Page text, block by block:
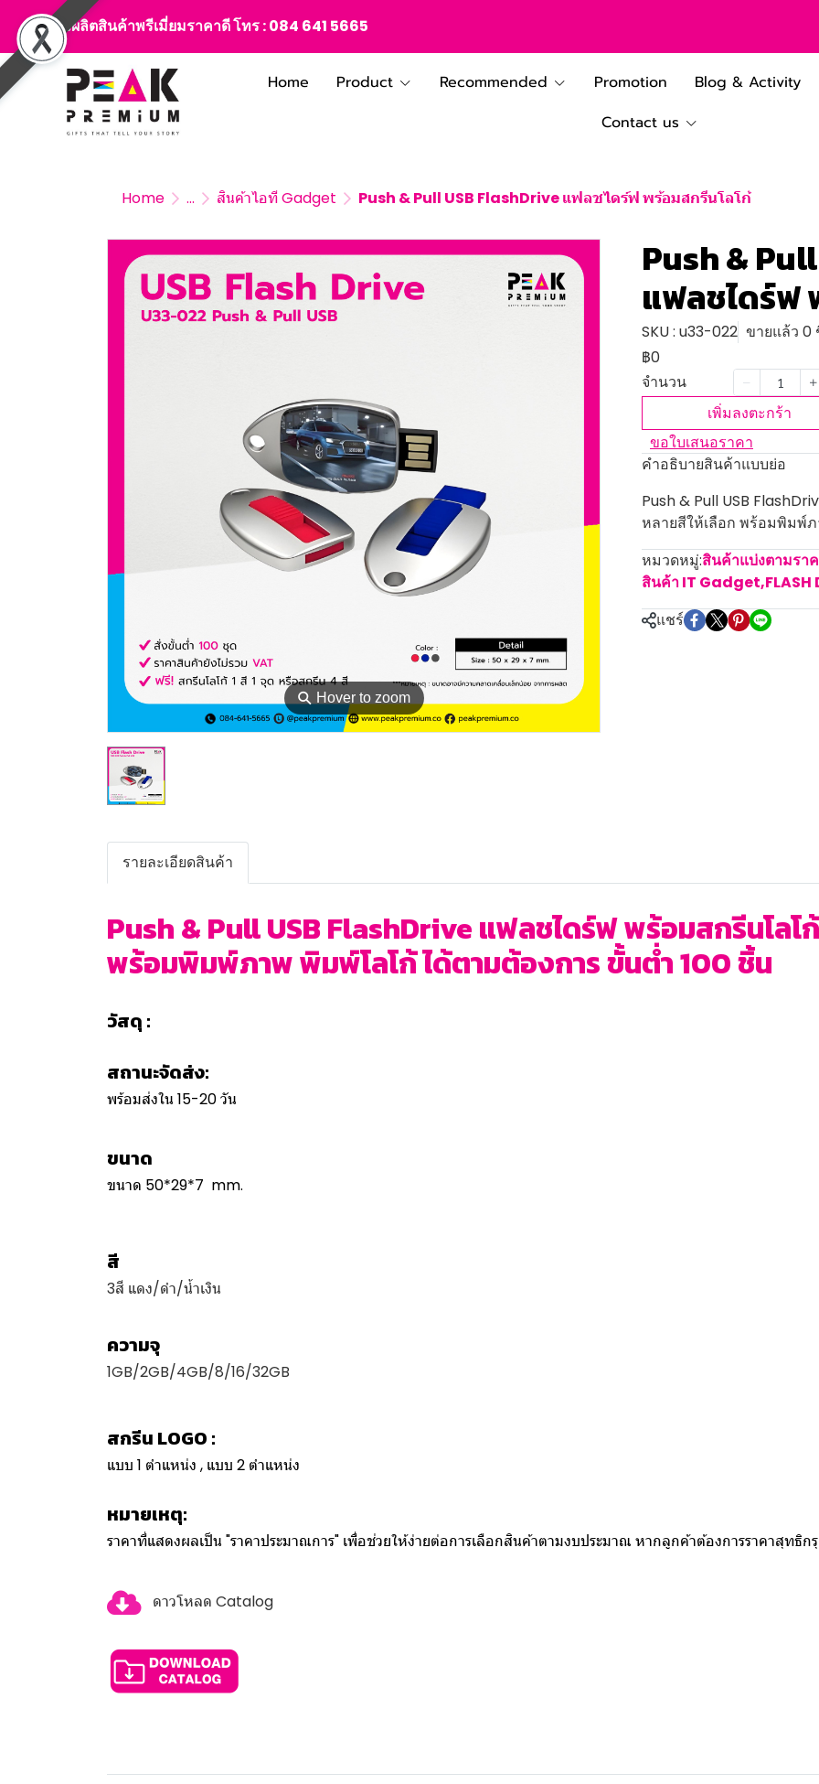
สั่งผลิตสินค้าพรีเมี่ยมราคาดี โทร :084 641 5665
Home Product Recommended Promotion Blog & Activity
Contact us
Home ... สินค้าไอที Gadget Push & Pull USB FlashDrive แฟลชไดร์ฟ พร้อมสกรีนโลโก้
⚲Hover to zoom
Push &
แฟลชไดร์ฟ
SKU : u33-022 ขายแล้ว 0
฿0
จำนวน
เพิ่มลงตะกร้า
ขอใบเสนอราคา
คำอธิบายสินค้าแบบย่อ
Push & Pull USB
หลายสีให้เลือก พร้อมพิมพ์
หมวดหมู่:สินค้าแบ่งตามรา
สินค้า IT Gadget,FLASH
แชร์
รายละเอียดสินค้า
Push & Pull USB FlashDrive แฟลชไดร์ฟ พร้อมสกรีนโลโ
พร้อมพิมพ์ภาพ พิมพ์โลโก้ ได้ตามต้องการ ขั้นต่ำ 100 ชิ้น
วัสดุ :
สถานะจัดส่ง:
พร้อมส่งใน 15-20 วัน
ขนาด
ขนาด 50*29*7 mm.
สี
3สี แดง/ดำ/น้ำเงิน
ความจุ
1GB/2GB/4GB/8/16/32GB
สกรีน LOGO :
แบบ 1 ตำแหน่ง , แบบ 2 ตำแหน่ง
หมายเหตุ:
ราคาที่แสดงผลเป็น "ราคาประมาณการ" เพื่อช่วยให้ง่ายต่อการเลือกสินค้าตามงบประมาณ หากลูกค้าต้องการราคาสุทธิ
ดาวโหลด Catalog